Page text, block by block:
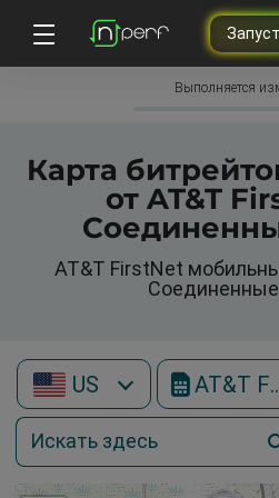
Выполняется
Карта
от AT&T
AT&T FirstNet
US